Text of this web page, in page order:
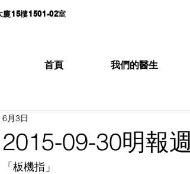
廈15樓1501-02室
首頁 我們的醫生
2015-09-30明報
6月3日
「板機指」